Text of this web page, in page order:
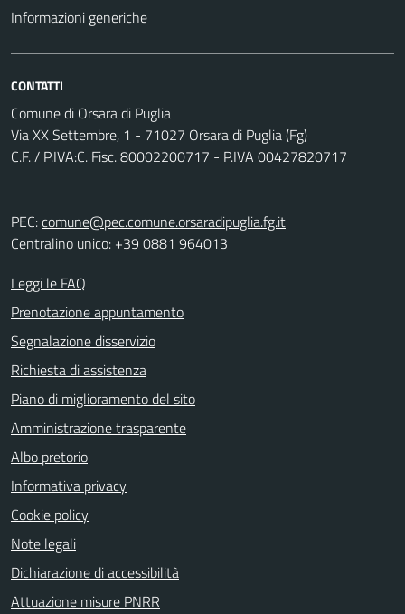
Informazioni generiche
CONTATTI
Comune di Orsara di Puglia
Via XX Settembre, 1 - 71027 Orsara di Puglia (Fg)
C.F. / P.IVA:C. Fisc. 80002200717 - P.IVA 00427820717
PEC:comune@pec.comune.orsaradipuglia.fg.it
Centralino unico: +39 0881 964013
Leggi le FAQ
Prenotazione appuntamento
Segnalazione disservizio
Richiesta di assistenza
Piano di miglioramento del sito
Amministrazione trasparente
Albo pretorio
Informativa privacy
Cookie policy
Note legali
Dichiarazione di accessibilità
Attuazione misure PNRR